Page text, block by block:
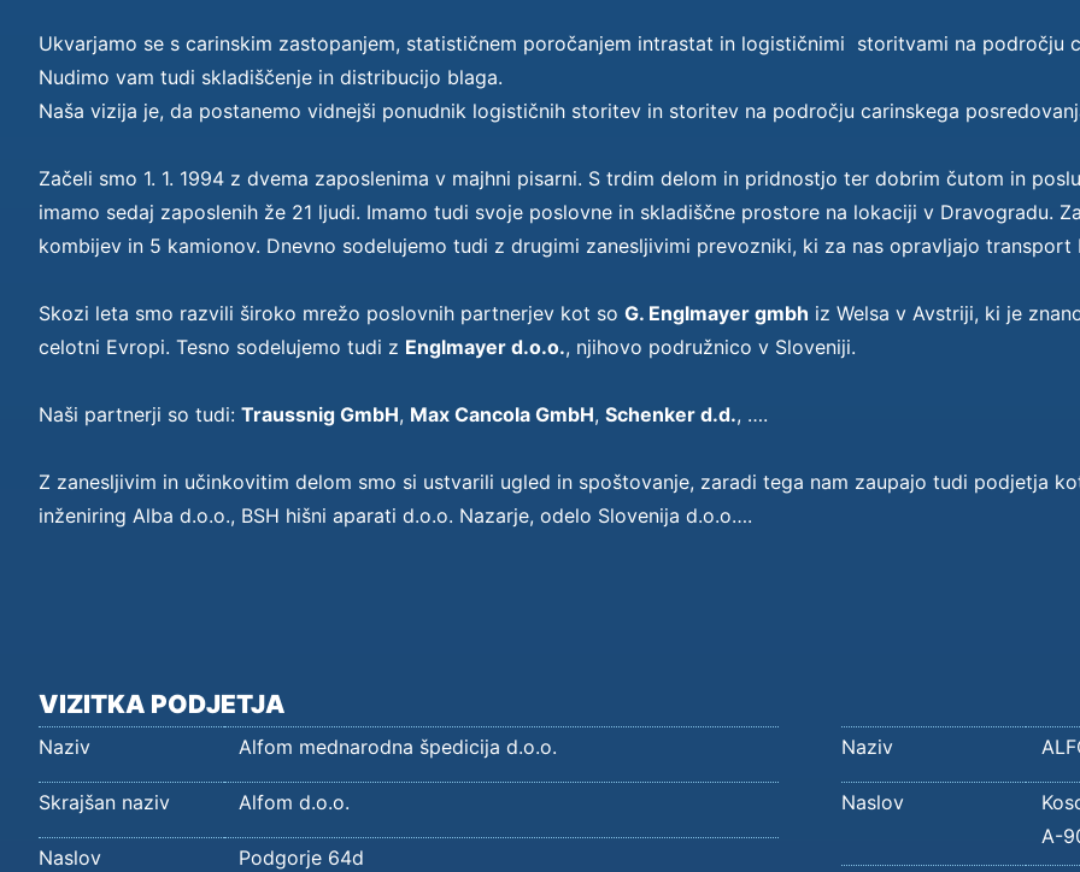
Ukvarjamo se s carinskim zastopanjem, statističnem poročanjem intrastat in logističnimi storitvami na področju
Nudimo vam tudi skladiščenje in distribucijo blaga.
Naša vizija je, da postanemo vidnejši ponudnik logističnih storitev in storitev na področju carinskega
Začeli smo 1. 1. 1994 z dvema zaposlenima v majhni pisarni. S trdim delom in pridnostjo ter dobrim čutom in
imamo sedaj zaposlenih že 21 ljudi. Imamo tudi svoje poslovne in skladiščne prostore na lokaciji v Dravogradu.
kombijev in 5 kamionov. Dnevno sodelujemo tudi z drugimi zanesljivimi prevozniki, ki za nas opravljajo
Skozi leta smo razvili široko mrežo poslovnih partnerjev kot so G. Englmayer gmbh iz Welsa v Avstriji, ki je
celotni Evropi. Tesno sodelujemo tudi z Englmayer d.o.o., njihovo podružnico v Sloveniji.
Naši partnerji so tudi: Traussnig GmbH, Max Cancola GmbH, Schenker d.d., ….
Z zanesljivim in učinkovitim delom smo si ustvarili ugled in spoštovanje, zaradi tega nam zaupajo tudi podjetja
inženiring Alba d.o.o., BSH hišni aparati d.o.o. Nazarje, odelo Slovenija d.o.o….
VIZITKA PODJETJA
Naziv Alfom mednarodna špedicija d.o.o.
Skrajšan naziv Alfom d.o.o.
Naslov
Podgorje 64d
Naziv
Naslov
A-